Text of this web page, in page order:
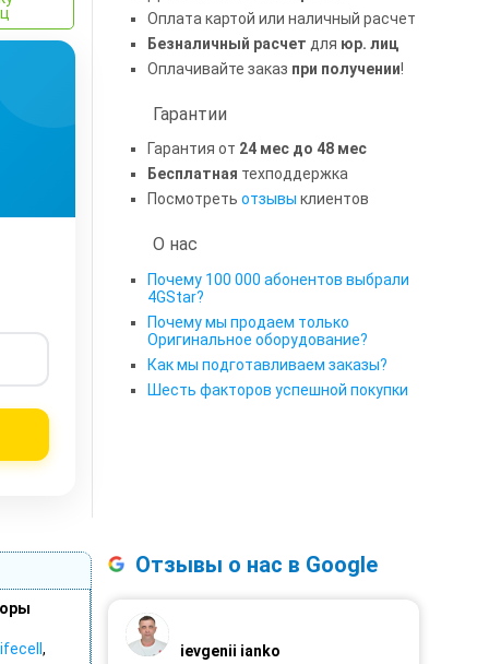
Оплата картой или наличный расчет
Безналичный расчет для юр. лиц
Оплачивайте заказ при получении!
Гарантии
Гарантия от 24 мес до 48 мес
Бесплатная техподдержка
Посмотреть отзывы клиентов
О нас
Почему 100 000 абонентов выбрали
4GStar?
Почему мы продаем только
Оригинальное оборудование?
Как мы подготавливаем заказы?
Шесть факторов успешной покупки
,
Отзывы о нас в Google
ievgenii ianko